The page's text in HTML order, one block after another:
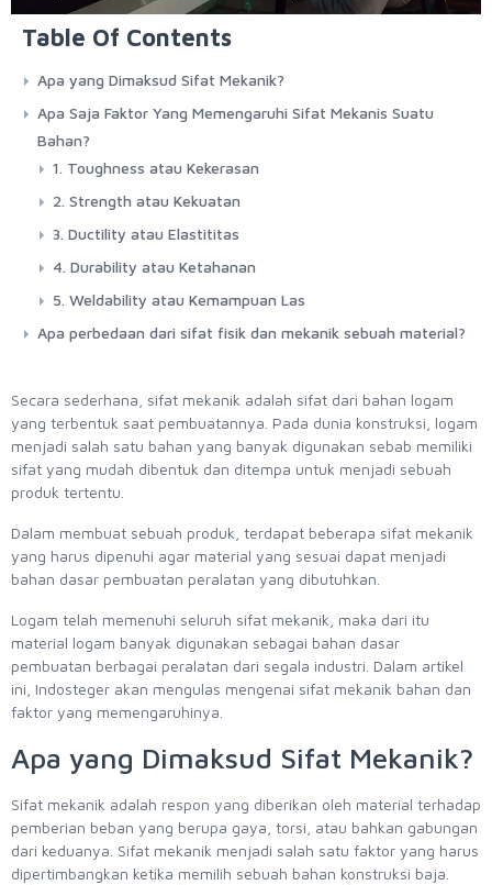
Table Of Contents
Apa yang Dimaksud Sifat Mekanik?
Apa Saja Faktor Yang Memengaruhi Sifat Mekanis Suatu
Bahan?
1. Toughness atau Kekerasan
2. Strength atau Kekuatan
3. Ductility atau Elastititas
4. Durability atau Ketahanan
5. Weldability atau Kemampuan Las
Apa perbedaan dari sifat fisik dan mekanik sebuah material?
Secara sederhana, sifat mekanik adalah sifat dari bahan logam
yang terbentuk saat pembuatannya. Pada dunia konstruksi, logam
menjadi salah satu bahan yang banyak digunakan sebab memiliki
sifat yang mudah dibentuk dan ditempa untuk menjadi sebuah
produk tertentu.
Dalam membuat sebuah produk, terdapat beberapa sifat mekanik
yang harus dipenuhi agar material yang sesuai dapat menjadi
bahan dasar pembuatan peralatan yang dibutuhkan.
Logam telah memenuhi seluruh sifat mekanik, maka dari itu
material logam banyak digunakan sebagai bahan dasar
pembuatan berbagai peralatan dari segala industri. Dalam artikel
ini, Indosteger akan mengulas mengenai sifat mekanik bahan dan
faktor yang memengaruhinya.
Apa yang Dimaksud Sifat Mekanik?
Sifat mekanik adalah respon yang diberikan oleh material terhadap
pemberian beban yang berupa gaya, torsi, atau bahkan gabungan
dari keduanya. Sifat mekanik menjadi salah satu faktor yang harus
dipertimbangkan ketika memilih sebuah bahan konstruksi baja.